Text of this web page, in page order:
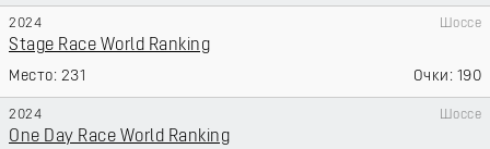
2024 Шоссе
Stage Race World Ranking
231 190
2024 Шоссе
One Day Race World Ranking